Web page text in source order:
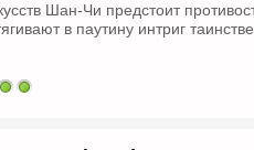
Шан-Чи предстоит
в паутину интриг